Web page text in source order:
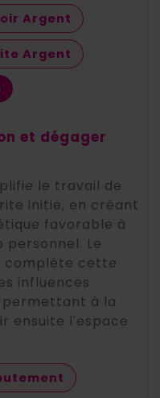
Argent
Argent
et dégager
le travail de
initie, en créant
favorable à
Le
complète cette
influences
permettant à la
ensuite l'espace